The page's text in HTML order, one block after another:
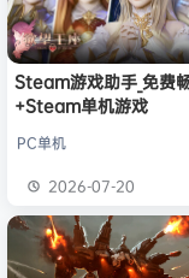
旋律
欢迎
欢迎
欢迎
Steam游戏助手_免费
+Steam单机游戏
PC单机
2026-07-20